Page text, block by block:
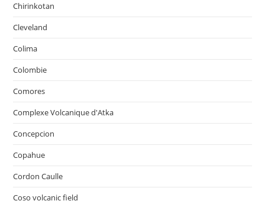
Chirinkotan
Cleveland
Colima
Colombie
Comores
Complexe Volcanique d'Atka
Concepcion
Copahue
Cordon Caulle
Coso volcanic field